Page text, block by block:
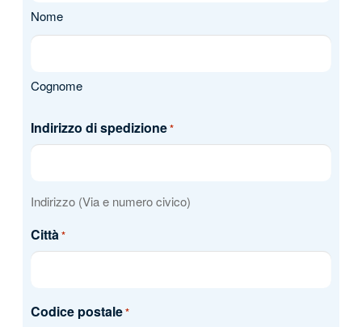
Nome
Cognome
Indirizzo di spedizione*
Indirizzo (Via e numero civico)
Città*
Codice postale*